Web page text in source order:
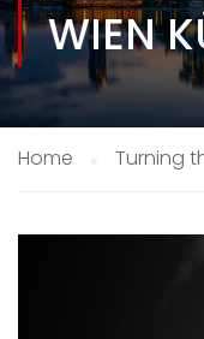
WIEN
Home Turning